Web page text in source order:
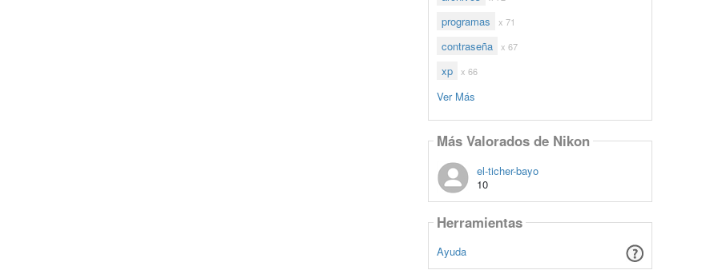
programas x 71
contraseña x 67
xp x 66
Ver Más
Más Valorados de Nikon
el-ticher-bayo
10
Herramientas
Ayuda